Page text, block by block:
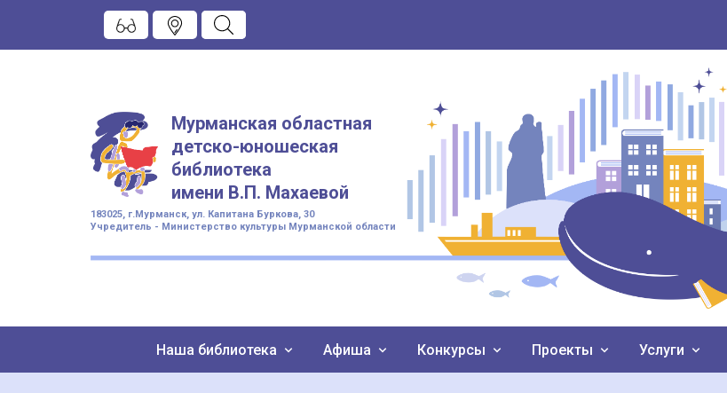
Мурманская областная
детско-юношеская
библиотека
имени В.П. Махаевой
183025, г.Мурманск, ул. Капитана Буркова, 30
Учредитель - Министерство культуры Мурманской области
Наша библиотека Афиша Конкурсы Проекты Услуги